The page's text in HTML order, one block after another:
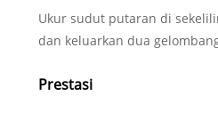
Ukur sudut putaran di
dan keluarkan dua
Prestasi